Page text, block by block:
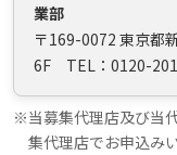
業部
〒169-0072 東京都
6F TEL：0120-
※当募集代理店及び当
集代理店でお申込み